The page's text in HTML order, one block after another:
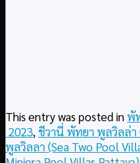
This entry was posted inพั
2023, ชีวานี่ พัทยา พูลวิลล่า
พูลวิลลา (Sea Two Pool